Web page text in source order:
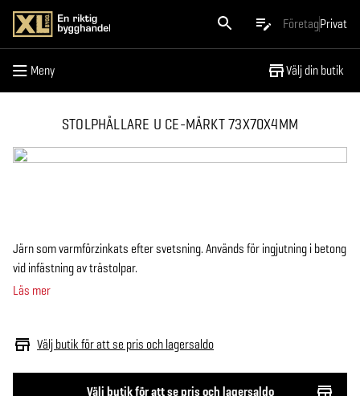
FöretagPrivat
Meny Välj din butik
Meny
STOLPHÅLLARE U CE-MÄRKT 73X70X4MM
Välj butik för att se pris och lagersaldo
Välj butik för att se pris och lagersaldo
Järn som varmförzinkats efter svetsning. Används för ingjutning i betong
vid infästning av trästolpar.
Läs mer